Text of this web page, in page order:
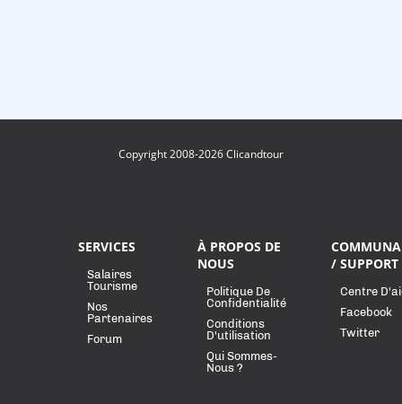
Copyright 2008-2026 Clicandtour
SERVICES
Salaires
Tourisme
Nos
Partenaires
Forum
À PROPOS DE
NOUS
Politique De
Confidentialité
Conditions
D'utilisation
Qui Sommes-
Nous ?
/ SUPPORT
Centre
Facebook
Twitter